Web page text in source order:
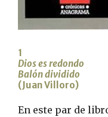
1
Dios es redondo
Balón dividido
(Juan Villoro)
En este par de